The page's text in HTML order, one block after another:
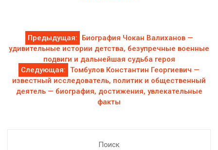
Навигация
по
записям
Предыдущая:
Биография Чокан Валиханов —
удивительные истории детства, безупречные военные
подвиги и дальнейшая судьба героя
Следующая: Томбулов Константин Георгиевич —
известный исследователь, политик и общественный
деятель — биография, достижения, увлекательные
факты
Поиск